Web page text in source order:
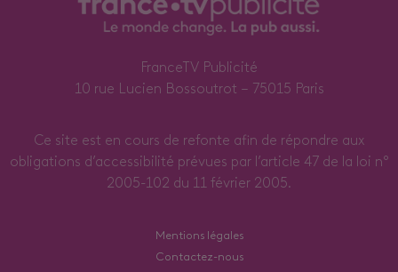
FranceTV Publicité
10 rue Lucien Bossoutrot – 75015 Paris
Ce site est en cours de refonte afin de répondre aux
obligations d’accessibilité prévues par l’article 47 de la loi n°
2005-102 du 11 février 2005.
Mentions légales
Contactez-nous